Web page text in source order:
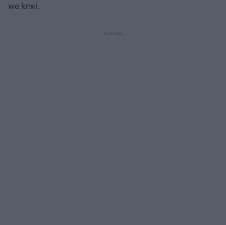
we krwi.